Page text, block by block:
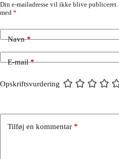
Din e-mailadresse vil ikke blive publiceret.
med *
Navn*
E-mail*
Opskriftsvurdering
Tilføj en kommentar *